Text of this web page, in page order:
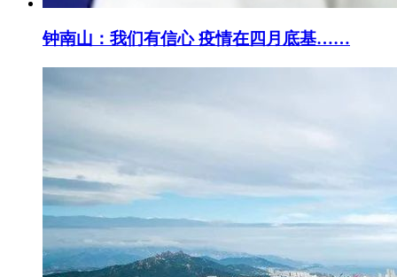
钟南山：我们有信心 疫情在四月底基……